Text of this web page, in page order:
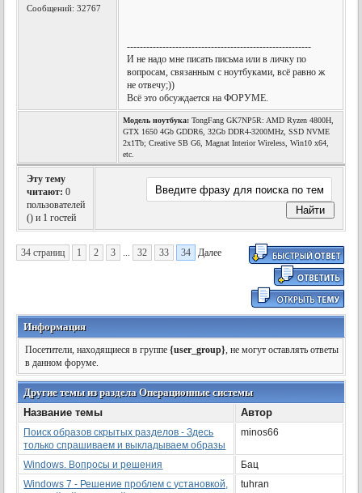
Сообщений: 32767
---------------------------------------------------------
И не надо мне писать письма или в личку по
вопросам, связанным с ноутбуками, всё равно ж
не отвечу;))
Всё это обсуждается на ФОРУМЕ.
Модель ноутбука: TongFang GK7NP5R: AMD Ryzen 4800H,
GTX 1650 4Gb GDDR6, 32Gb DDR4-3200MHz, SSD NVME
2x1Tb; Creative SB G6, Magnat Interior Wireless, Win10 x64,
etc.
Эту тему
читают: 0
пользователей
() и 1 гостей
34 страниц 1 2 3 ... 32 33 34 Далее
Информация
Посетители, находящиеся в группе{user_group}, не могут оставлять ответы
в данном форуме.
Другие темы из раздела Операционные системы
Название темы
Автор
Поиск образов скрытых разделов - Здесь
только спрашиваем и выкладываем образы
minos66
Windows. Вопросы и решения
Бац
Windows 7 - Решение проблем с установкой,
tuhran